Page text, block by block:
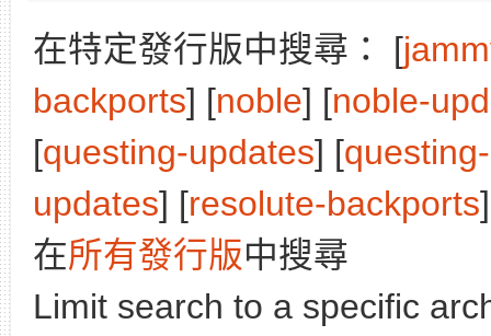
在特定發行版中搜尋： [
backports] [noble] [noble-
[questing-updates] [
updates] [resolute-backports
在所有發行版中搜尋
Limit search to a specific